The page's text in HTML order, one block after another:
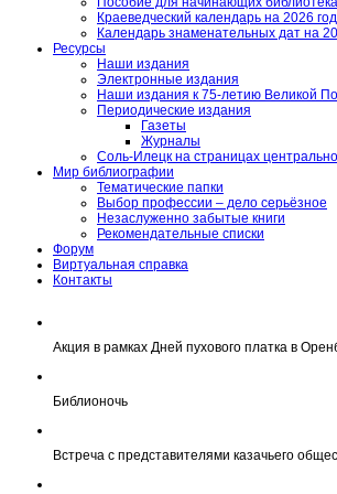
Краеведческий календарь на 2026 год
Календарь знаменательных дат на
Ресурсы
Наши издания
Электронные издания
Наши издания к 75-летию Великой
Периодические издания
Газеты
Журналы
Соль-Илецк на страницах
Мир библиографии
Тематические папки
Выбор профессии – дело серьёзное
Незаслуженно забытые книги
Рекомендательные списки
Форум
Виртуальная справка
Контакты
Акция в рамках Дней пухового платка в
Библионочь
Встреча с представителями казачьего